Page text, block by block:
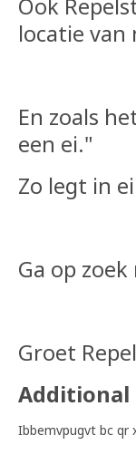
Ook
locatie van
En zoals
een ei."
Zo legt in
Ga op
Groet
Additional
Ibbemvpugvt bc qr